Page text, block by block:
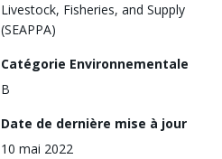
Livestock, Fisheries, and Supply
(SEAPPA)
Catégorie Environnementale
B
Date de dernière mise à jour
10 mai 2022